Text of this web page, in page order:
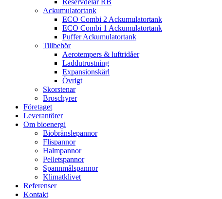
Reservdelar RB
Ackumulatortank
ECO Combi 2 Ackumulatortank
ECO Combi 1 Ackumulatortank
Puffer Ackumulatortank
Tillbehör
Aerotempers & luftridåer
Laddutrustning
Expansionskärl
Övrigt
Skorstenar
Broschyrer
Företaget
Leverantörer
Om bioenergi
Biobränslepannor
Flispannor
Halmpannor
Pelletspannor
Spannmålspannor
Klimatklivet
Referenser
Kontakt